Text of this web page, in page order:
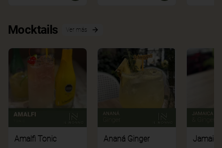
Mocktails Ver más
Amalfi Tonic Ananá Ginger